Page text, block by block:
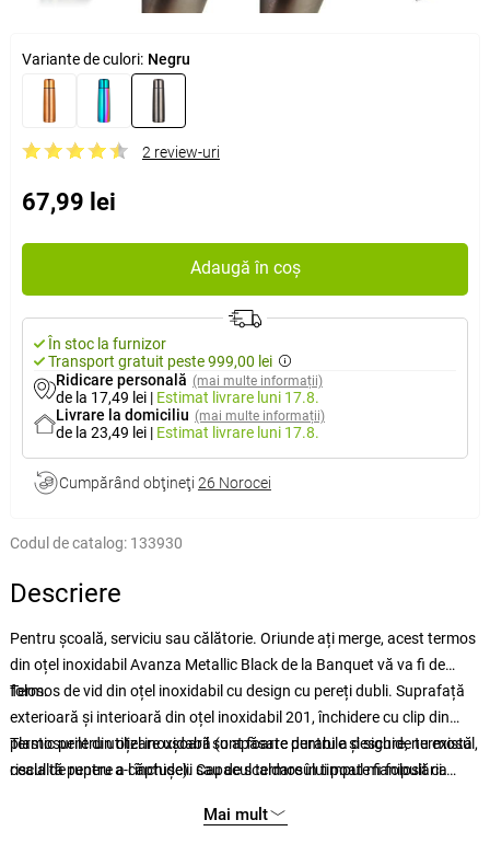
Variante de culori: Negru
2 review-uri
67,99 lei
Adaugă în coș
În stoc la furnizor
Transport gratuit peste 999,00 lei
Ridicare personală (mai multe informații)
de la 17,49 lei | Estimat livrare luni 17.8.
Livrare la domiciliu (mai multe informații)
de la 23,49 lei | Estimat livrare luni 17.8.
Cumpărând obţineţi 26 Norocei
Codul de catalog: 133930
Descriere
Pentru școală, serviciu sau călătorie. Oriunde ați merge, acest termos
din oțel inoxidabil Avanza Metallic Black de la Banquet vă va fi de
folos.
Termos de vid din oțel inoxidabil cu design cu pereți dubli. Suprafață
exterioară și interioară din oțel inoxidabil 201, închidere cu clip din
plastic pentru utilizare ușoară (o apăsare pentru a deschide termosul,
cealaltă pentru a-l închide). Capacul termosului poate fi folosit ca
Termosurile din oțel inoxidabil sunt foarte durabile și sigure, nu există
riscul de rupere a căptușelii sau de scaldare în timpul manipulării.
Mai mult